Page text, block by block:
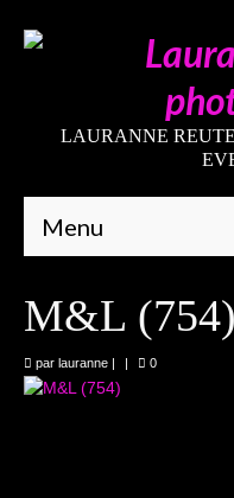
LAURANNE
Menu
Mariages
M&L (754)
par lauranne | | 0